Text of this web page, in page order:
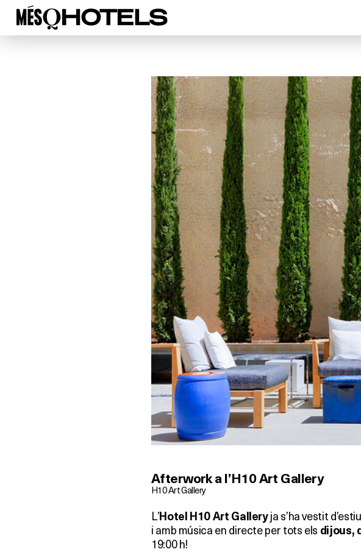
Afterwork a l’H10 Art Gallery
H10 Art Gallery
L’Hotel H10 Art Galleryja s’ha vestit
i amb música en directe per tots els dijous,
19:00 h!